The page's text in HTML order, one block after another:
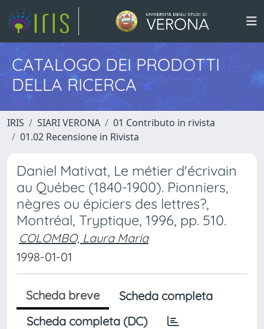
CATALOGO DEI PRODOTTI
DELLA RICERCA
IRIS SIARI VERONA
01 Contributo in rivista
01.02 Recensione in Rivista
Daniel Mativat, Le métier d'écrivain
au Québec (1840-1900). Pionniers,
nègres ou épiciers des lettres?,
Montréal, Tryptique, 1996, pp. 510.
COLOMBO, Laura Maria
1998-01-01
Scheda breve
Scheda completa
Scheda completa (DC)